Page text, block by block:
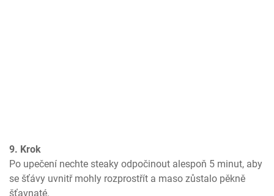
9. Krok
Po upečení nechte steaky odpočinout alespoň 5 minut, aby
se šťávy uvnitř mohly rozprostřít a maso zůstalo pěkně
šťavnaté.